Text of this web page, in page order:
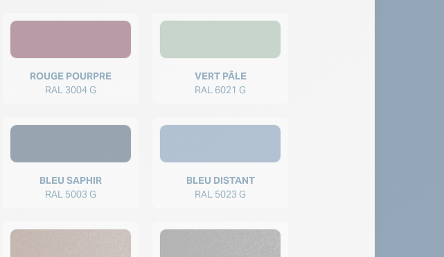
ROUGE POURPRE
RAL 3004 G
VERT PÂLE
RAL 6021 G
BLEU SAPHIR
RAL 5003 G
BLEU DISTANT
RAL 5023 G